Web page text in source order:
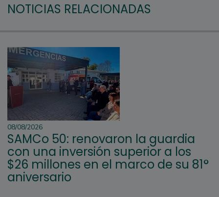
NOTICIAS RELACIONADAS
08/08/2026
SAMCo 50: renovaron la guardia
con una inversión superior a los
$26 millones en el marco de su 81°
aniversario